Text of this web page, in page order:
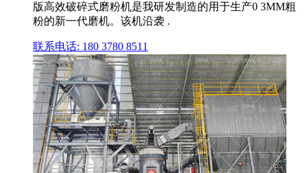
版高效破碎式磨粉机是我研发制造的用于生产0 3MM粗
粉的新一代磨机。该机沿袭 .
联系电话: 180 3780 8511